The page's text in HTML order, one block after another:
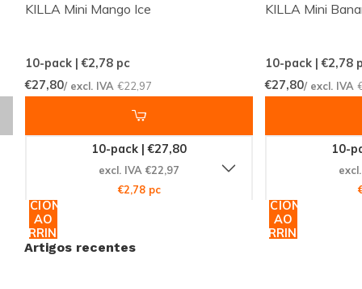
Compre Agora e Experimente a
Não perca a oportunidade de experimentar o
KRATOS Grape Ice Medium. Com nosso
compromisso de entrega rápida e eficiente, você
poderá desfrutar deste sabor incrível em pouco
tempo. Junte-se à comunidade global de clientes
satisfeitos que confiam na
necessidades de nicotina. Visite nossa loja online hoje
mesmo e descubra por que somos líderes no
mercado de bolsas de nicotina. Faça seu pedido
KILLA Mini Mango Ice
10-pack | €2,78pc
€27,80/ excl. IVA €22,97
10-pack | €27,80
excl. IVA €22,97
€2,78 pc
ADICIONAR
AO
CARRINHO
KILLA Mini
10-pack | €2,78
€27,80/ excl. IVA
10-
ADICIONAR
AO
CARRINHO
Artigos recentes